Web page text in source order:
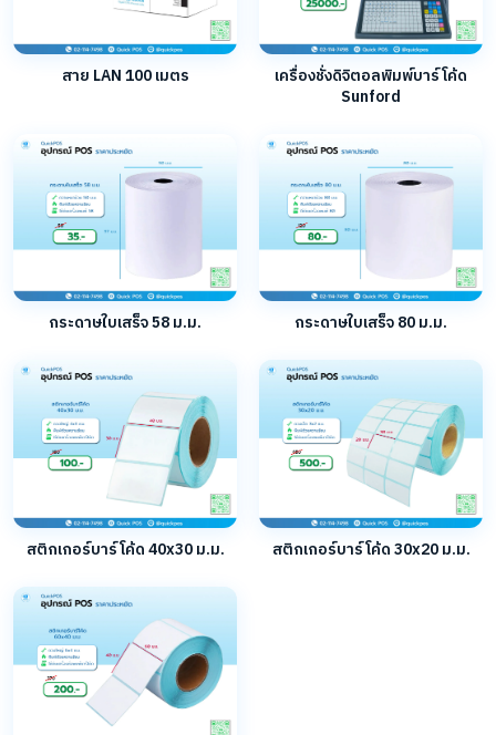
สาย LAN 100 เมตร
เครื่องชั่งดิจิตอลพิมพ์บาร์โค้ด
Sunford
กระดาษใบเสร็จ 58 ม.ม. กระดาษใบเสร็จ 80 ม.ม.
สติกเกอร์บาร์โค้ด 40x30 ม.ม. สติกเกอร์บาร์โค้ด 30x20 ม.ม.